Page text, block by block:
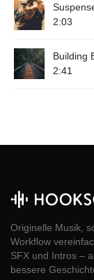
2:03
Building
2:41
Originelle Musik,
Workflow
SFX und Intros –
bessere